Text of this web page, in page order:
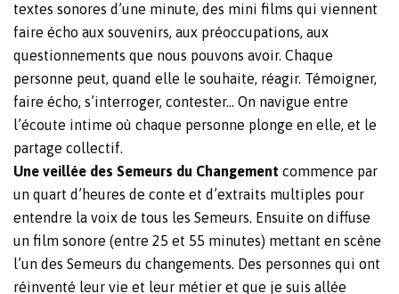
textes sonores d’une minute, des mini films qui viennent
faire écho aux souvenirs, aux préoccupations, aux
questionnements que nous pouvons avoir. Chaque
personne peut, quand elle le souhaite, réagir. Témoigner,
faire écho, s’interroger, contester… On navigue entre
l’écoute intime où chaque personne plonge en elle, et le
partage collectif.
Une veillée des Semeurs du Changement commence par
un quart d’heures de conte et d’extraits multiples pour
entendre la voix de tous les Semeurs. Ensuite on diffuse
un film sonore (entre 25 et 55 minutes) mettant en scène
l’un des Semeurs du changements. Des personnes qui ont
réinventé leur vie et leur métier et que je suis allée